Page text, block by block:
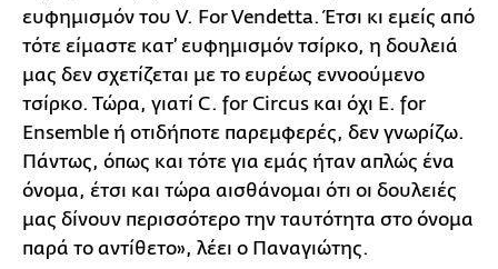
ευφημισμόν του V. For Vendetta. Έτσι κι εμείς από
τότε είμαστε κατ’ ευφημισμόν τσίρκο, η δουλειά
μας δεν σχετίζεται με το ευρέως εννοούμενο
τσίρκο. Τώρα, γιατί C. for Circus και όχι E. for
Ensemble ή οτιδήποτε παρεμφερές, δεν γνωρίζω.
Πάντως, όπως και τότε για εμάς ήταν απλώς ένα
όνομα, έτσι και τώρα αισθάνομαι ότι οι δουλειές
μας δίνουν περισσότερο την ταυτότητα στο όνομα
παρά το αντίθετο», λέει ο Παναγιώτης.